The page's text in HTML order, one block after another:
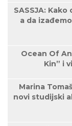
SASSJA:
a da
Ocean Of
Kin” i
Marina
novi studijski